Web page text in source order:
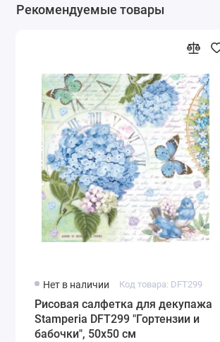
Рекомендуемые товары
Нет в наличии Код товара: DFT299
Рисовая салфетка для декупажа
Stamperia DFT299 "Гортензии и
бабочки", 50х50 см